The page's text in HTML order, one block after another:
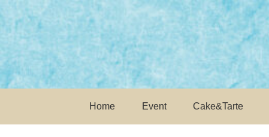
Home Event Cake&Tarte